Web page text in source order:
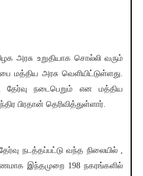
அரசு உறுதியாக சொல்லி வரும்
மத்திய அரசு வெளியிட்டுள்ளது.
நடைபெறும் என மத்திய
பிரதான் தெரிவித்துள்ளார்.
நடத்தப்பட்டு வந்த நிலையில் ,
இந்தமுறை 198 நகரங்களில்